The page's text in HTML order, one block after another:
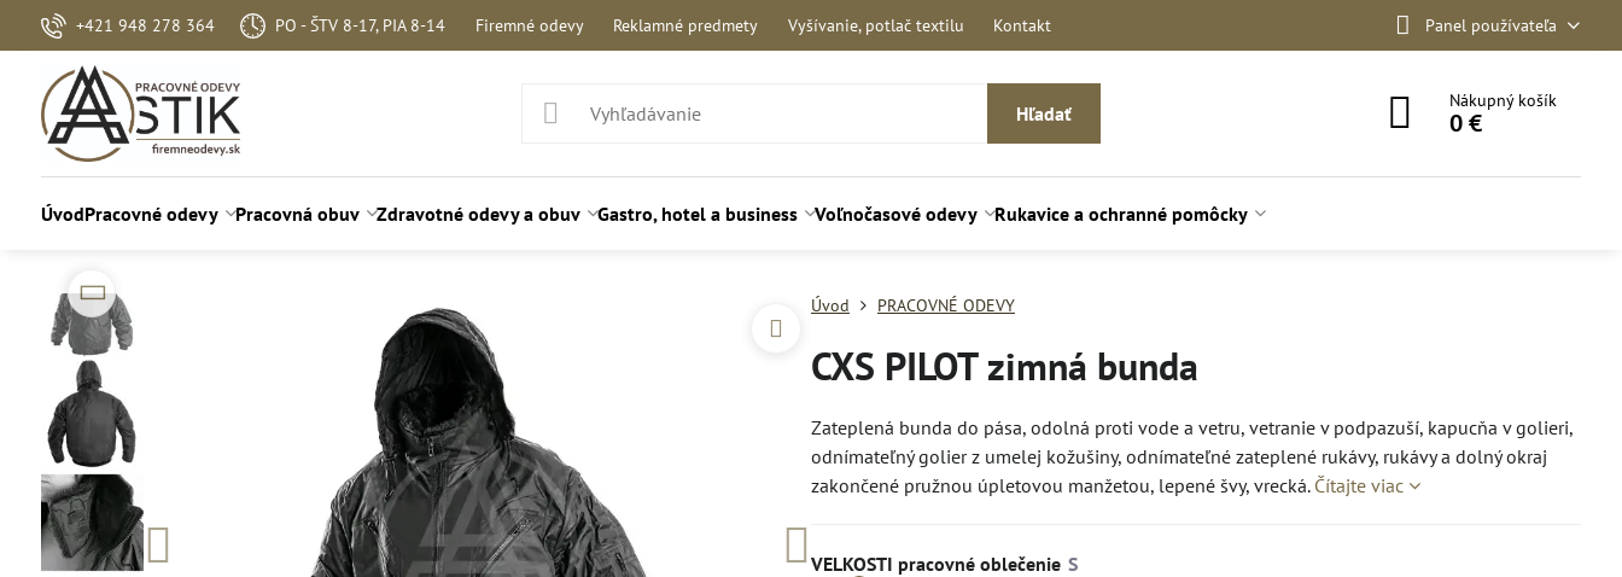
+421 948 278 364 PO - ŠTV 8-17, PIA 8-14 Firemné odevy Reklamné predmety Vyšívanie, potlač textilu Kontakt Panel používateľa
Hľadať
Nákupný košík
0 €
ÚvodPracovné odevy Pracovná obuv Zdravotné odevy a obuv Gastro, hotel a business Voľnočasové odevy Rukavice a ochranné pomôcky
Úvod PRACOVNÉ ODEVY
CXS PILOT zimná bunda
Zateplená bunda do pása, odolná proti vode a vetru, vetranie v podpazuší, kapucňa v golieri,
odnímateľný golier z umelej kožušiny, odnímateľné zateplené rukávy, rukávy a dolný okraj
zakončené pružnou úpletovou manžetou, lepené švy, vrecká. Čítajte viac
VELKOSTI pracovné oblečenie